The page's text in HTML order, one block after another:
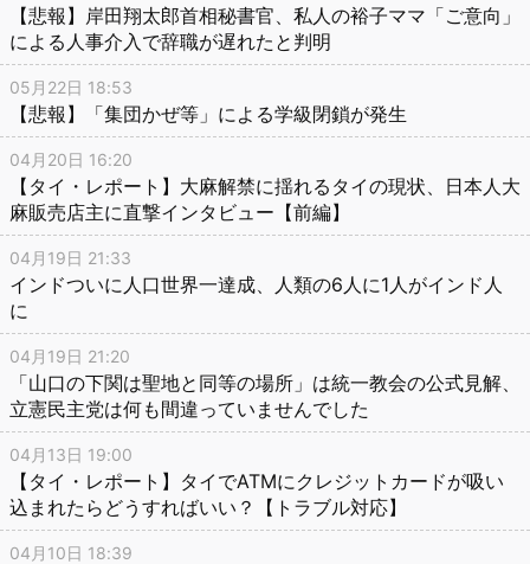
【悲報】岸田翔太郎首相秘書官、私人の裕子ママ「ご意向」
による人事介入で辞職が遅れたと判明
05月22日 18:53
【悲報】「集団かぜ等」による学級閉鎖が発生
04月20日 16:20
【タイ・レポート】大麻解禁に揺れるタイの現状、日本人大
麻販売店主に直撃インタビュー【前編】
04月19日 21:33
インドついに人口世界一達成、人類の6人に1人がインド人
に
04月19日 21:20
「山口の下関は聖地と同等の場所」は統一教会の公式見解、
立憲民主党は何も間違っていませんでした
04月13日 19:00
【タイ・レポート】タイでATMにクレジットカードが吸い
込まれたらどうすればいい？【トラブル対応】
04月10日 18:39